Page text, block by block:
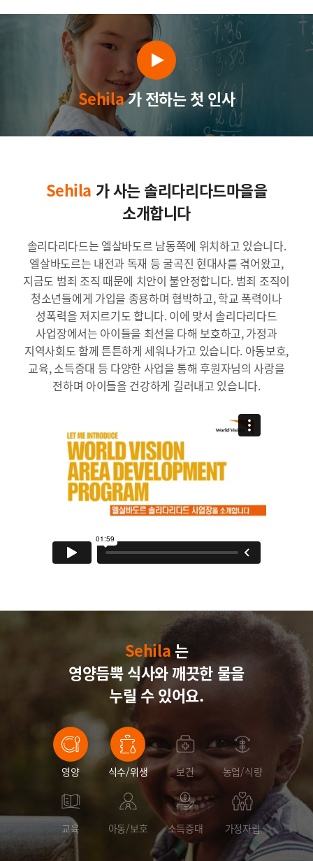
Sehila가 전하는 첫 인사
Sehila 가 사는 솔리다리다드마을을
소개합니다
솔리다리다드는 엘살바도르 남동쪽에 위치하고 있습니다.
엘살바도르는 내전과 독재 등 굴곡진 현대사를 겪어왔고,
지금도 범죄 조직 때문에 치안이 불안정합니다. 범죄 조직이
청소년들에게 가입을 종용하며 협박하고, 학교 폭력이나
성폭력을 저지르기도 합니다. 이에 맞서 솔리다리다드
사업장에서는 아이들을 최선을 다해 보호하고, 가정과
지역사회도 함께 튼튼하게 세워나가고 있습니다. 아동보호,
교육, 소득증대 등 다양한 사업을 통해 후원자님의 사랑을
전하며 아이들을 건강하게 길러내고 있습니다.
Sehila 는
영양듬뿍 식사와깨끗한 물을
누릴 수 있어요.
Sehila
Sehila
Sehila
영양 식수/위생 보건 농업/식량
교육 아동/보호 소득증대 가정자립